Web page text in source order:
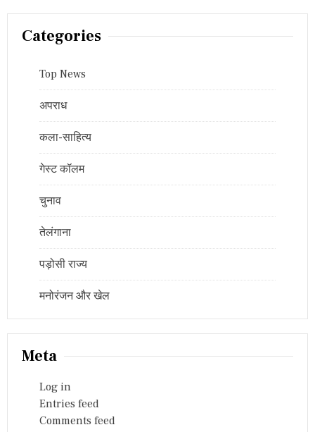
Categories
Top News
अपराध
कला-साहित्य
गेस्ट कॉलम
चुनाव
तेलंगाना
पड़ोसी राज्य
मनोरंजन और खेल
Meta
Log in
Entries feed
Comments feed